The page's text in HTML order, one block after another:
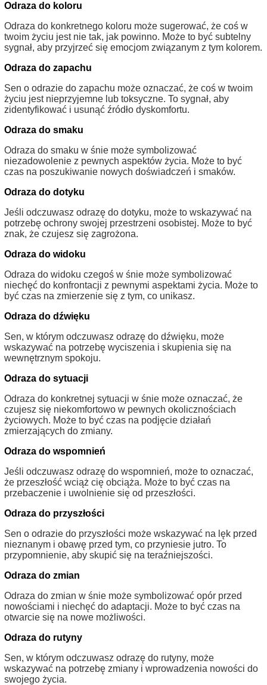
Odraza do koloru
Odraza do konkretnego koloru może sugerować, że coś w
twoim życiu jest nie tak, jak powinno. Może to być subtelny
sygnał, aby przyjrzeć się emocjom związanym z tym kolorem.
Odraza do zapachu
Sen o odrazie do zapachu może oznaczać, że coś w twoim
życiu jest nieprzyjemne lub toksyczne. To sygnał, aby
zidentyfikować i usunąć źródło dyskomfortu.
Odraza do smaku
Odraza do smaku w śnie może symbolizować
niezadowolenie z pewnych aspektów życia. Może to być
czas na poszukiwanie nowych doświadczeń i smaków.
Odraza do dotyku
Jeśli odczuwasz odrazę do dotyku, może to wskazywać na
potrzebę ochrony swojej przestrzeni osobistej. Może to być
znak, że czujesz się zagrożona.
Odraza do widoku
Odraza do widoku czegoś w śnie może symbolizować
niechęć do konfrontacji z pewnymi aspektami życia. Może to
być czas na zmierzenie się z tym, co unikasz.
Odraza do dźwięku
Sen, w którym odczuwasz odrazę do dźwięku, może
wskazywać na potrzebę wyciszenia i skupienia się na
wewnętrznym spokoju.
Odraza do sytuacji
Odraza do konkretnej sytuacji w śnie może oznaczać, że
czujesz się niekomfortowo w pewnych okolicznościach
życiowych. Może to być czas na podjęcie działań
zmierzających do zmiany.
Odraza do wspomnień
Jeśli odczuwasz odrazę do wspomnień, może to oznaczać,
że przeszłość wciąż cię obciąża. Może to być czas na
przebaczenie i uwolnienie się od przeszłości.
Odraza do przyszłości
Sen o odrazie do przyszłości może wskazywać na lęk przed
nieznanym i obawę przed tym, co przyniesie jutro. To
przypomnienie, aby skupić się na teraźniejszości.
Odraza do zmian
Odraza do zmian w śnie może symbolizować opór przed
nowościami i niechęć do adaptacji. Może to być czas na
otwarcie się na nowe możliwości.
Odraza do rutyny
Sen, w którym odczuwasz odrazę do rutyny, może
wskazywać na potrzebę zmiany i wprowadzenia nowości do
swojego życia.